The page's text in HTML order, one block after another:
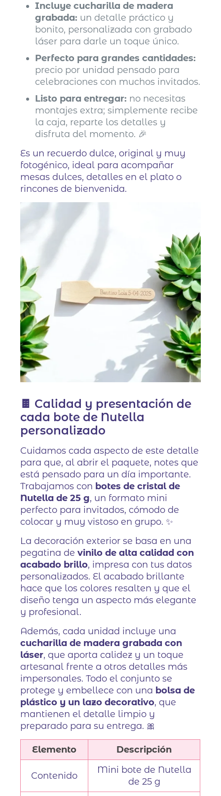
Incluye cucharilla de madera
grabada: un detalle práctico y
bonito, personalizada con grabado
láser para darle un toque único.
Perfecto para grandes cantidades:
precio por unidad pensado para
celebraciones con muchos invitados.
Listo para entregar: no necesitas
montajes extra; simplemente recibe
la caja, reparte los detalles y
disfruta del momento. 🎉
Es un recuerdo dulce, original y muy
fotogénico, ideal para acompañar
mesas dulces, detalles en el plato o
rincones de bienvenida.
🍫 Calidad y presentación de
cada bote de Nutella
personalizado
Cuidamos cada aspecto de este detalle
para que, al abrir el paquete, notes que
está pensado para un día importante.
Trabajamos con botes de cristal de
Nutella de 25 g, un formato mini
perfecto para invitados, cómodo de
colocar y muy vistoso en grupo. ✨
La decoración exterior se basa en una
pegatina devinilo de alta calidad con
acabado brillo, impresa con tus datos
personalizados. El acabado brillante
hace que los colores resalten y que el
diseño tenga un aspecto más elegante
y profesional.
Además, cada unidad incluye una
cucharilla de madera grabada con
láser, que aporta calidez y un toque
artesanal frente a otros detalles más
impersonales. Todo el conjunto se
protege y embellece con una bolsa de
plástico y un lazo decorativo, que
mantienen el detalle limpio y
preparado para su entrega. 🎀
Elemento Descripción
Contenido
Mini bote de Nutella
de 25 g